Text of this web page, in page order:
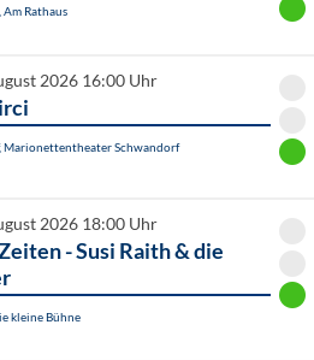
Rathaus
2026 16:00 Uhr
Marionettentheater Schwandorf
2026 18:00 Uhr
- Susi Raith & die
kleine Bühne